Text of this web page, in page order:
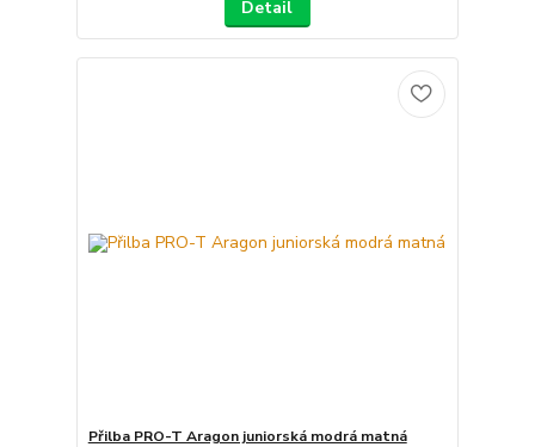
Detail
Přilba PRO-T Aragon juniorská modrá matná